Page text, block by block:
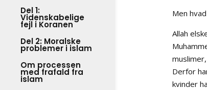
Del 1:
Videnskabelige
fejl i Koranen
Del 2: Moralske
problemer i islam
Om processen
med frafald fra
islam
Men
Allah
Derfor
kvinder